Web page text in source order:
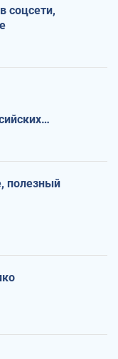
соцсети,
полезный